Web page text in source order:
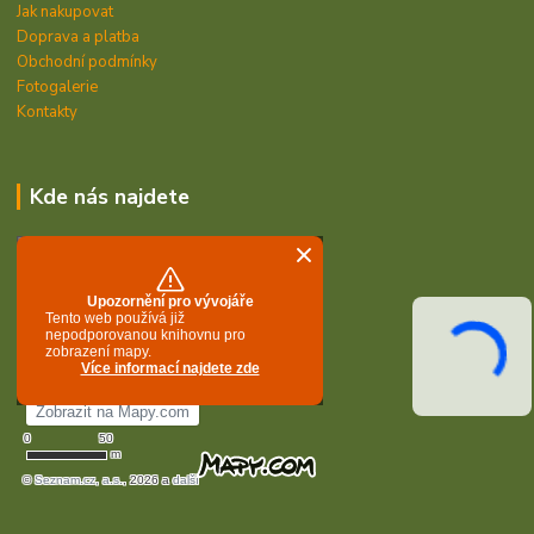
Jak nakupovat
Doprava a platba
Obchodní podmínky
Fotogalerie
Kontakty
Kde nás najdete